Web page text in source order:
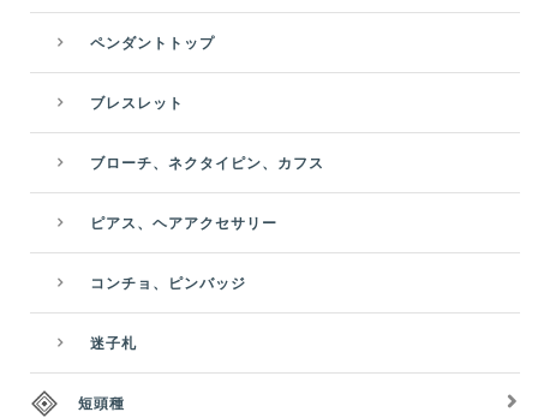
ペンダントトップ
ブレスレット
ブローチ、ネクタイピン、カフス
ピアス、ヘアアクセサリー
コンチョ、ピンバッジ
迷子札
短頭種